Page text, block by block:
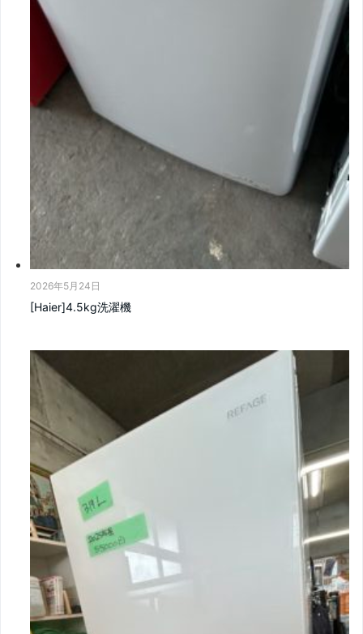
2026年5月24日
[Haier]4.5kg洗濯機